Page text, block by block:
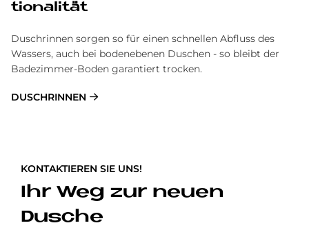
tio­na­li­tät
Duschrinnen sorgen so für einen schnellen Abfluss des
Wassers, auch bei bodenebenen Duschen - so bleibt der
Badezimmer-Boden garantiert trocken.
DUSCHRINNEN
KONTAKTIEREN SIE UNS!
Ihr Weg zur neuen
Dusche